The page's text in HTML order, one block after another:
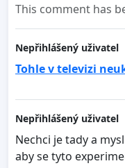
This comment has
Nepřihlášený uživatel
Tohle v televizi
Nepřihlášený uživatel
Nechci je tady a
aby se tyto